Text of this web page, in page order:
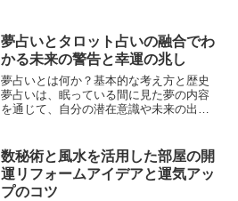
夢占いとタロット占いの融合でわ
かる未来の警告と幸運の兆し
夢占いとは何か？基本的な考え方と歴史
夢占いは、眠っている間に見た夢の内容
を通じて、自分の潜在意識や未来の出来
ッセージや未来予知の手段として捉えら
れてきました。たとえば、...
数秘術と風水を活用した部屋の開
運リフォームアイデアと運気アッ
プのコツ